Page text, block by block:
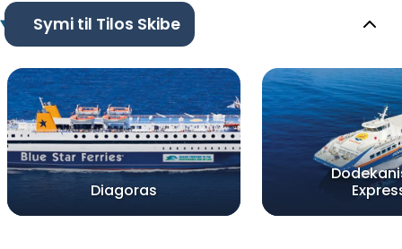
Symi til Tilos Skibe
Diagoras